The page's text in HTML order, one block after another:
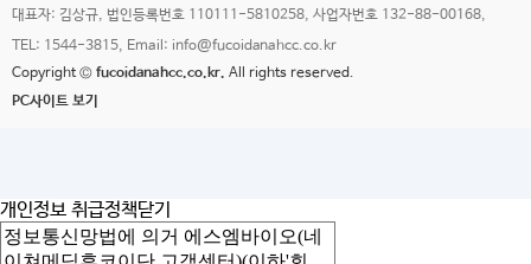
대표자: 김상규, 법인등록번호 110111-5810258, 사업자번호 132-88-00168,
TEL: 1544-3815, Email: info@fucoidanahcc.co.kr
Copyright © fucoidanahcc.co.kr. All rights reserved.
PC사이트 보기
개인정보 취급정책닫기